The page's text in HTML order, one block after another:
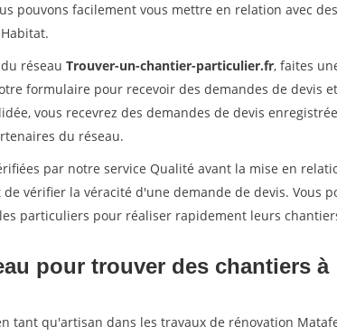
pouvons facilement vous mettre en relation avec
réseau Trouver-un-chantier-particulier.fr, faites
formulaire pour recevoir des demandes de devis
vous recevrez des demandes de devis
du réseau.
par notre service Qualité avant la mise en
vérifier la véracité d'une demande de devis. Vous
particuliers pour réaliser rapidement leurs
pour trouver des chantiers à
tant qu'artisan dans les travaux de rénovation